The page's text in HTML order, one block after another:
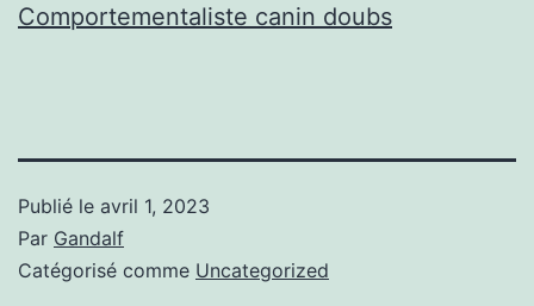
Comportementaliste canin doubs
Publié le avril 1, 2023
Par Gandalf
Catégorisé comme Uncategorized